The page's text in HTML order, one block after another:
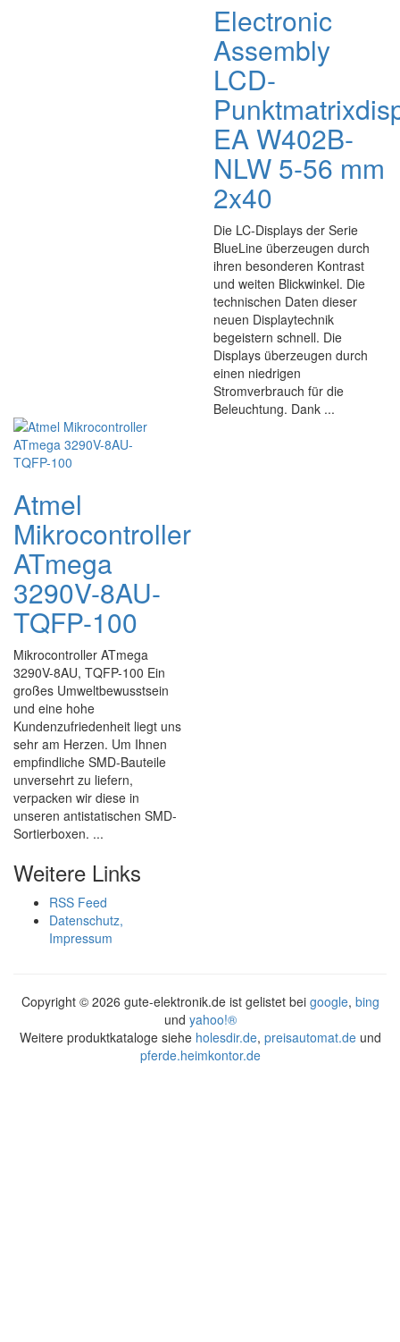
Electronic
Assembly
LCD-
EA W402B-
NLW 5-56 mm
2x40
Die LC-Displays der Serie
BlueLine überzeugen durch
ihren besonderen Kontrast
und weiten Blickwinkel. Die
technischen Daten dieser
neuen Displaytechnik
begeistern schnell. Die
Displays überzeugen durch
einen niedrigen
Stromverbrauch für die
Beleuchtung. Dank ...
Atmel
Mikrocontroller
ATmega
3290V-8AU-
TQFP-100
Mikrocontroller ATmega
3290V-8AU, TQFP-100 Ein
großes Umweltbewusstsein
und eine hohe
Kundenzufriedenheit liegt uns
sehr am Herzen. Um Ihnen
empfindliche SMD-Bauteile
unversehrt zu liefern,
verpacken wir diese in
unseren antistatischen SMD-
Sortierboxen. ...
Weitere Links
RSS Feed
Datenschutz,
Impressum
Copyright © 2026 gute-elektronik.de ist gelistet bei google, bing
und yahoo!®
Weitere produktkataloge siehe holesdir.de, preisautomat.deund
pferde.heimkontor.de